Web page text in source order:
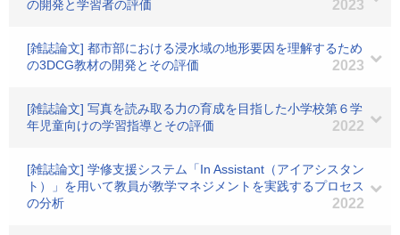
の開発と学習者の評価
2023
[雑誌論文] 都市部における浸水域の地形要因を理解するため
の3DCG教材の開発とその評価
2023
[雑誌論文] 写真を読み取る力の育成を目指した小学校第６学
年児童向けの学習指導とその評価
2022
[雑誌論文] 学修支援システム「In Assistant（アイアシスタン
ト）」を用いて教員が教学マネジメントを実践するプロセス
の分析
2022